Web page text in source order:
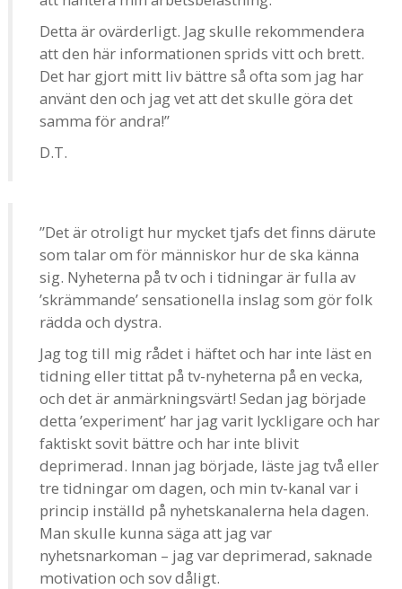
Detta är ovärderligt. Jag skulle rekommendera
att den här informationen sprids vitt och brett.
Det har gjort mitt liv bättre så ofta som jag har
använt den och jag vet att det skulle göra det
samma för andra!”
D.T.
”Det är otroligt hur mycket tjafs det finns därute
som talar om för människor hur de ska känna
sig. Nyheterna på tv och i tidningar är fulla av
’skrämmande’ sensationella inslag som gör folk
rädda och dystra.
Jag tog till mig rådet i häftet och har inte läst en
tidning eller tittat på tv-nyheterna på en vecka,
och det är anmärkningsvärt! Sedan jag började
detta ’experiment’ har jag varit lyckligare och har
faktiskt sovit bättre och har inte blivit
deprimerad. Innan jag började, läste jag två eller
tre tidningar om dagen, och min tv-kanal var i
princip inställd på nyhetskanalerna hela dagen.
Man skulle kunna säga att jag var
nyhetsnarkoman – jag var deprimerad, saknade
motivation och sov dåligt.